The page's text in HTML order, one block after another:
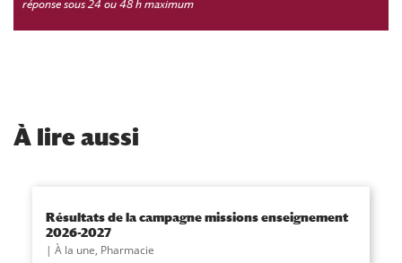
réponse sous 24 ou 48 h maximum
À lire aussi
Résultats de la campagne missions enseignement
2026-2027
À la une, Pharmacie